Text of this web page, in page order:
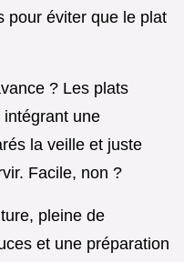
pour éviter que le plat
? Les plats
intégrant une
la veille et juste
Facile, non ?
pleine de
et une préparation